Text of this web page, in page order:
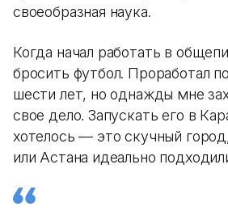
своеобразная наука.
Когда начал работать в
бросить футбол. Проработал
шести лет, но однажды мне
свое дело. Запускать его в
хотелось — это скучный
или Астана идеально